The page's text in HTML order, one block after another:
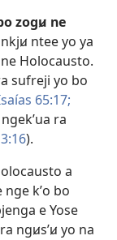
zogꞹ ne
ntee yo ya
Holocausto.
sufreji yo bo
65:17;
ra
).
a
kʼo bo
e Yose
ngꞹsʼꞹ yo na